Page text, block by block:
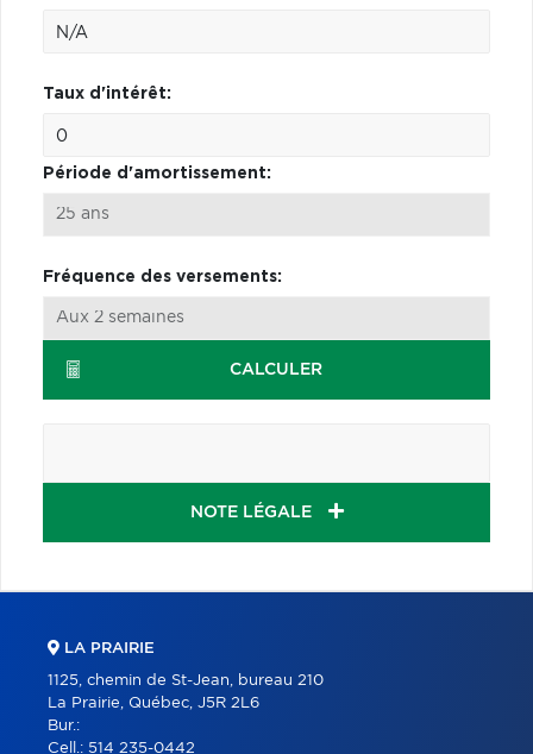
Taux d'intérêt:
Période d'amortissement:
Fréquence des versements:
CALCULER
NOTE LÉGALE
LA PRAIRIE
1125, chemin de St-Jean, bureau 210
La Prairie, Québec, J5R 2L6
Bur.:
Cell.: 514 235-0442